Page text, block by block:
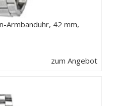
Armbanduhr, 42 mm,
zum Angebot